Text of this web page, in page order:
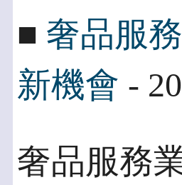
■ 奢品服
新機會 -
奢品服務